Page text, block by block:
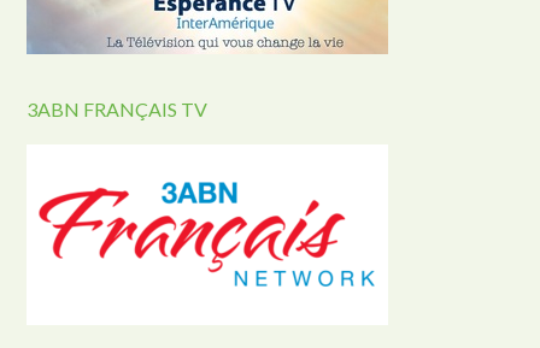
3ABN FRANÇAIS TV